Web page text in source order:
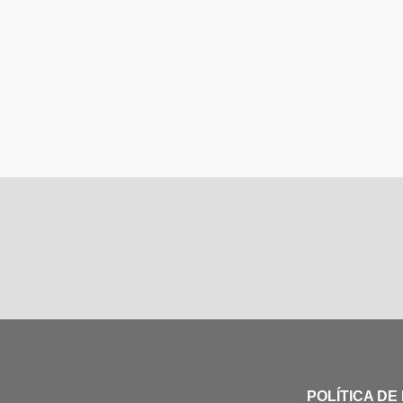
POLÍTICA